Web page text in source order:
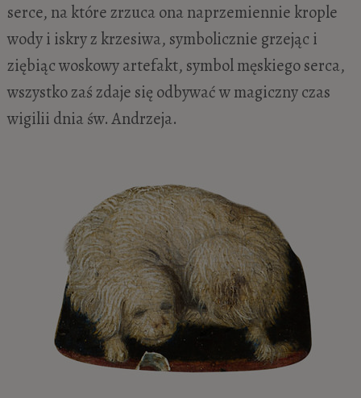
serce, na które zrzuca ona naprzemiennie krople
wody i iskry z krzesiwa, symbolicznie grzejąc i
ziębiąc woskowy artefakt, symbol męskiego serca,
wszystko zaś zdaje się odbywać w magiczny czas
wigilii dnia św. Andrzeja.